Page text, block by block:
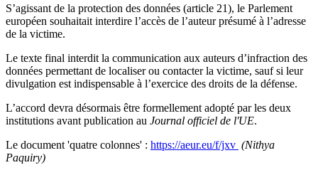
S’agissant de la protection des données (article 21), le Parlement
européen souhaitait interdire l’accès de l’auteur présumé à l’adresse
de la victime.
Le texte final interdit la communication aux auteurs d’infraction des
données permettant de localiser ou contacter la victime, sauf si leur
divulgation est indispensable à l’exercice des droits de la défense.
L’accord devra désormais être formellement adopté par les deux
institutions avant publication au Journal officiel de l'UE.
Le document 'quatre colonnes' : https://aeur.eu/f/jxv (Nithya
Paquiry)